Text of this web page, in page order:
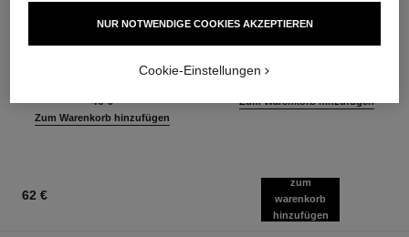
baume essentiel
Vielseitiger Balsam für
46 €
Zum Warenkorb hinzufügen
joues contraste intense
Creme-zu-puder-rouge
5 Nuancen verfügbar
Zum Warenkorb hinzufügen
62 €
zum
warenkorb
hinzufügen
NUR NOTWENDIGE COOKIES AKZEPTIEREN
Cookie-Einstellungen